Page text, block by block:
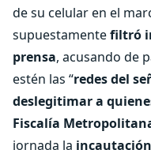
de su celular en el
supuestamentefiltró
prensa, acusando de
estén las “redes del
deslegitimar a
Fiscalía
jornada la